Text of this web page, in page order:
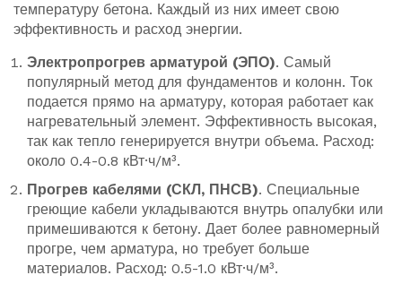
температуру бетона. Каждый из них имеет свою
эффективность и расход энергии.
Электропрогрев арматурой (ЭПО). Самый
популярный метод для фундаментов и колонн. Ток
подается прямо на арматуру, которая работает как
нагревательный элемент. Эффективность высокая,
так как тепло генерируется внутри объема. Расход:
около 0.4-0.8 кВт·ч/м³.
Прогрев кабелями (СКЛ, ПНСВ). Специальные
греющие кабели укладываются внутрь опалубки или
примешиваются к бетону. Дает более равномерный
прогре, чем арматура, но требует больше
материалов. Расход: 0.5-1.0 кВт·ч/м³.